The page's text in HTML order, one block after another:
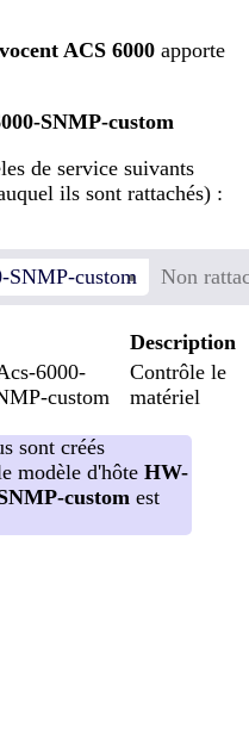
ACS 6000 apporte
SNMP-custom
de service suivants
ils sont rattachés) :
SNMP-custom Non
Description
6000-
custom
Contrôle le
matériel
sont créés
modèle d'hôte HW-
custom est